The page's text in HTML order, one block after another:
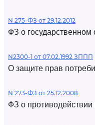
N 275-ФЗ от 29.12.2012
ФЗ о государственном
N2300-1 от 07.02.1992 ЗППП
О защите прав
N 273-ФЗ от 25.12.2008
ФЗ о противодействии